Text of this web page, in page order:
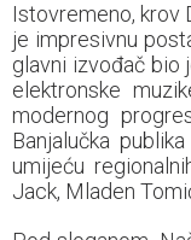
Istovremeno, krov
je impresivnu
glavni izvođač bio
elektronske
modernog
Banjalučka
umijeću
Jack, Mladen